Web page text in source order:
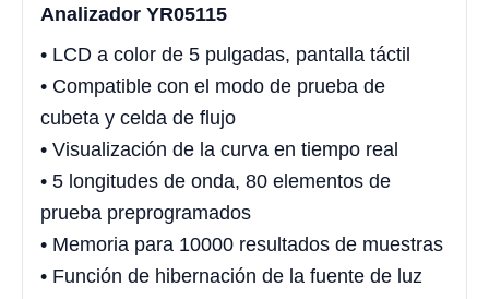
Analizador YR05115
• LCD a color de 5 pulgadas, pantalla táctil
• Compatible con el modo de prueba de
cubeta y celda de flujo
• Visualización de la curva en tiempo real
• 5 longitudes de onda, 80 elementos de
prueba preprogramados
• Memoria para 10000 resultados de muestras
• Función de hibernación de la fuente de luz